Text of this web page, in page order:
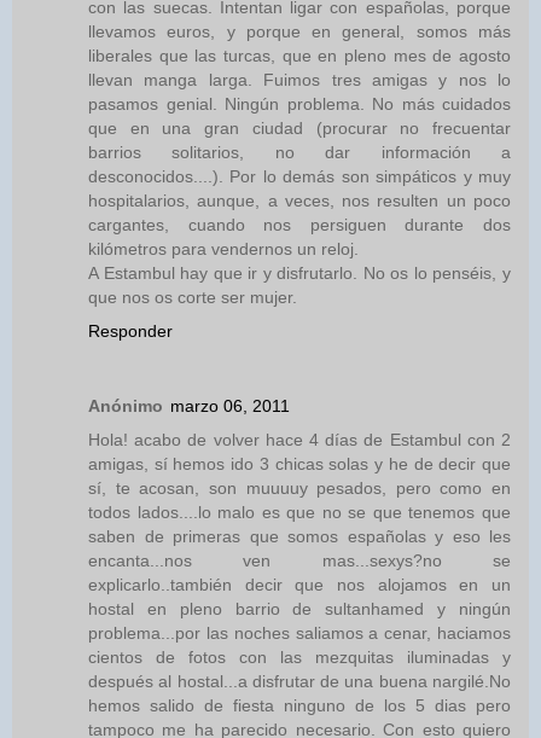
con las suecas. Intentan ligar con españolas, porque
llevamos euros, y porque en general, somos más
liberales que las turcas, que en pleno mes de agosto
llevan manga larga. Fuimos tres amigas y nos lo
pasamos genial. Ningún problema. No más cuidados
que en una gran ciudad (procurar no frecuentar
barrios solitarios, no dar información a
desconocidos....). Por lo demás son simpáticos y muy
hospitalarios, aunque, a veces, nos resulten un poco
cargantes, cuando nos persiguen durante dos
kilómetros para vendernos un reloj.
A Estambul hay que ir y disfrutarlo. No os lo penséis, y
que nos os corte ser mujer.
Responder
Anónimo marzo 06, 2011
Hola! acabo de volver hace 4 días de Estambul con 2
amigas, sí hemos ido 3 chicas solas y he de decir que
sí, te acosan, son muuuuy pesados, pero como en
todos lados....lo malo es que no se que tenemos que
saben de primeras que somos españolas y eso les
encanta...nos ven mas...sexys?no se
explicarlo..también decir que nos alojamos en un
hostal en pleno barrio de sultanhamed y ningún
problema...por las noches saliamos a cenar, haciamos
cientos de fotos con las mezquitas iluminadas y
después al hostal...a disfrutar de una buena nargilé.No
hemos salido de fiesta ninguno de los 5 dias pero
tampoco me ha parecido necesario. Con esto quiero